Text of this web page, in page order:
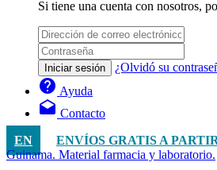
Si tiene una cuenta con nosotros,
Iniciar sesión ¿Olvidó su
help Ayuda
drafts Contacto
EN
ENVÍOS GRATIS A
Guinama. Material farmacia y laboratorio.